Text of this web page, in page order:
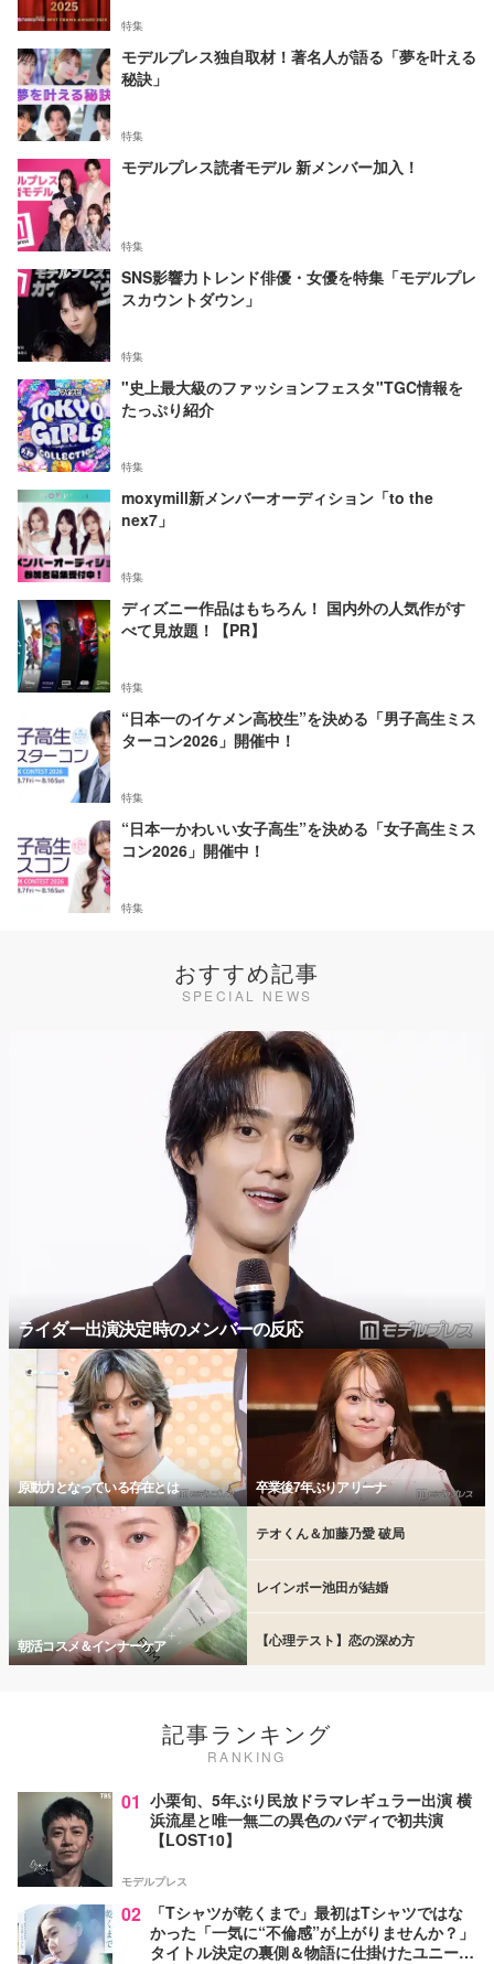
特集
モデルプレス独自取材！著名人が語る「夢を叶える
秘訣」
特集
モデルプレス読者モデル 新メンバー加入！
特集
SNS影響力トレンド俳優・女優を特集「モデルプレ
スカウントダウン」
特集
"史上最大級のファッションフェスタ"TGC情報を
たっぷり紹介
特集
moxymill新メンバーオーディション「to the
nex7」
特集
ディズニー作品はもちろん！ 国内外の人気作がす
べて見放題！【PR】
特集
“日本一のイケメン高校生”を決める「男子高生ミス
ターコン2026」開催中！
特集
“日本一かわいい女子高生”を決める「女子高生ミス
コン2026」開催中！
特集
おすすめ記事
SPECIAL NEWS
ライダー出演決定時のメンバーの反応
原動力となっている存在とは 卒業後7年ぶりアリーナ
朝活コスメ＆インナーケア
テオくん＆加藤乃愛 破局
レインボー池田が結婚
【心理テスト】恋の深め方
記事ランキング
RANKING
01 小栗旬、5年ぶり民放ドラマレギュラー出演 横
浜流星と唯一無二の異色のバディで初共演
【LOST10】
モデルプレス
02
「Tシャツが乾くまで」最初はTシャツではな
かった「一気に“不倫感”が上がりませんか？」
タイトル決定の裏側＆物語に仕掛けたユニーク